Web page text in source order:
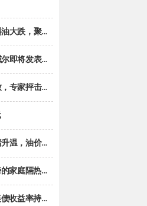
烯烃谨慎回调
发表的讲话
限价是无用功
跌创年内新低
减少能源消耗
基金利率目标区间